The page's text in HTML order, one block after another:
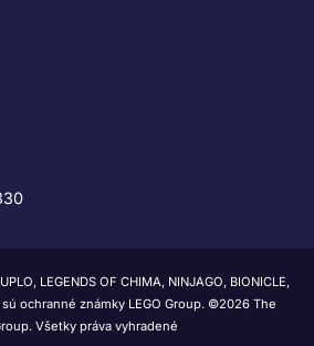
LEGENDS OF CHIMA, NINJAGO, BIONICLE,
sú ochranné známky LEGO Group. ©2026 The
Všetky práva vyhradené